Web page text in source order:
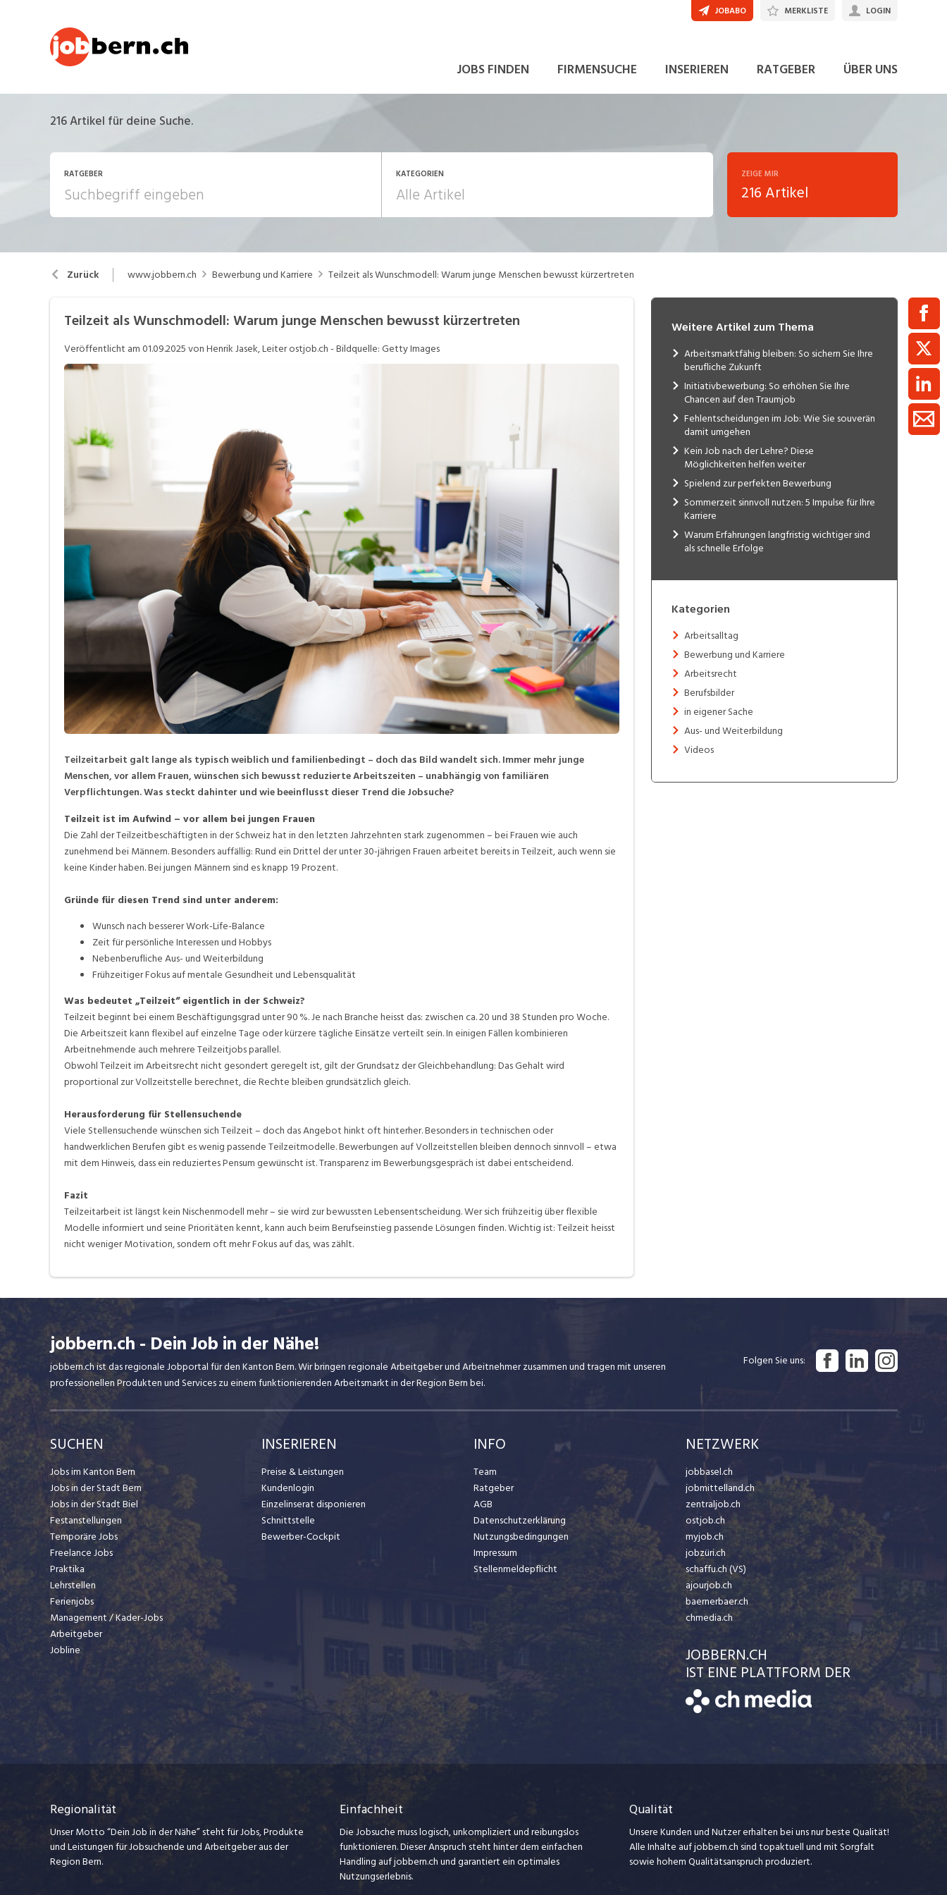
JOBS FINDEN FIRMENSUCHE INSERIEREN RATGEBER ÜBER UNS
JOBABO MERKLISTE LOGIN
216Artikel für deine Suche.
RATGEBER KATEGORIEN
Arbeitsalltag Arbeitsrecht
Aus- und Weiterbildung
Berufsbilder
Videos
ZEIGE MIR
216 Artikel
Zurück www.jobbern.ch Bewerbung und Karriere Teilzeit als Wunschmodell: Warum junge Menschen bewusst kürzertreten
Teilzeit als Wunschmodell: Warum junge Menschen bewusst kürzertreten
Veröffentlicht am01.09.2025von Henrik Jasek, Leiter ostjob.ch - Bildquelle: Getty Images
Teilzeitarbeit galt lange als typisch weiblich und familienbedingt – doch das Bild wandelt sich. Immer mehr junge
Menschen, vor allem Frauen, wünschen sich bewusst reduzierte Arbeitszeiten – unabhängig von familiären
Verpflichtungen. Was steckt dahinter und wie beeinflusst dieser Trend die Jobsuche?
Teilzeit ist im Aufwind – vor allem bei jungen Frauen
Die Zahl der Teilzeitbeschäftigten in der Schweiz hat in den letzten Jahrzehnten stark zugenommen – bei Frauen wie auch
zunehmend bei Männern. Besonders auffällig: Rund ein Drittel der unter 30-jährigen Frauen arbeitet bereits in Teilzeit, auch wenn sie
keine Kinder haben. Bei jungen Männern sind es knapp 19 Prozent.
Gründe für diesen Trend sind unter anderem:
Wunsch nach besserer Work-Life-Balance
Zeit für persönliche Interessen und Hobbys
Nebenberufliche Aus- und Weiterbildung
Frühzeitiger Fokus auf mentale Gesundheit und Lebensqualität
Was bedeutet „Teilzeit“ eigentlich in der Schweiz?
Teilzeit beginnt bei einem Beschäftigungsgrad unter 90 %. Je nach Branche heisst das: zwischen ca. 20 und 38 Stunden pro Woche.
Die Arbeitszeit kann flexibel auf einzelne Tage oder kürzere tägliche Einsätze verteilt sein. In einigen Fällen kombinieren
Arbeitnehmende auch mehrere Teilzeitjobs parallel.
Obwohl Teilzeit im Arbeitsrecht nicht gesondert geregelt ist, gilt der Grundsatz der Gleichbehandlung: Das Gehalt wird
proportional zur Vollzeitstelle berechnet, die Rechte bleiben grundsätzlich gleich.
Herausforderung für Stellensuchende
Viele Stellensuchende wünschen sich Teilzeit – doch das Angebot hinkt oft hinterher. Besonders in technischen oder
handwerklichen Berufen gibt es wenig passende Teilzeitmodelle. Bewerbungen auf Vollzeitstellen bleiben dennoch sinnvoll – etwa
mit dem Hinweis, dass ein reduziertes Pensum gewünscht ist. Transparenz im Bewerbungsgespräch ist dabei entscheidend.
Fazit
Teilzeitarbeit ist längst kein Nischenmodell mehr – sie wird zur bewussten Lebensentscheidung. Wer sich frühzeitig über flexible
Modelle informiert und seine Prioritäten kennt, kann auch beim Berufseinstieg passende Lösungen finden. Wichtig ist: Teilzeit heisst
nicht weniger Motivation, sondern oft mehr Fokus auf das, was zählt.
Weitere Artikel zum Thema
Arbeitsmarktfähig bleiben: So sichern Sie Ihre
berufliche Zukunft
Initiativbewerbung: So erhöhen Sie Ihre
Chancen auf den Traumjob
Fehlentscheidungen im Job: Wie Sie souverän
damit umgehen
Kein Job nach der Lehre? Diese
Möglichkeiten helfen weiter
Spielend zur perfekten Bewerbung
Sommerzeit sinnvoll nutzen: 5 Impulse für Ihre
Karriere
Warum Erfahrungen langfristig wichtiger sind
als schnelle Erfolge
Kategorien
Arbeitsalltag
Bewerbung und Karriere
Arbeitsrecht
Berufsbilder
in eigener Sache
Aus- und Weiterbildung
Videos
jobbern.ch - Dein Job in der Nähe!
jobbern.ch ist das regionale Jobportal für den Kanton Bern. Wir bringen regionale Arbeitgeber und Arbeitnehmer zusammen und tragen mit unseren
professionellen Produkten und Services zu einem funktionierenden Arbeitsmarkt in der Region Bern bei.
Folgen Sie uns
SUCHEN
Jobs im Kanton Bern
Jobs in der Stadt Bern
Jobs in der Stadt Biel
Festanstellungen
Temporäre Jobs
Freelance Jobs
Praktika
Lehrstellen
Ferienjobs
Management / Kader-Jobs
Arbeitgeber
Jobline
INSERIEREN
Preise & Leistungen
Kundenlogin
Einzelinserat disponieren
Schnittstelle
Bewerber-Cockpit
INFO
Team
Ratgeber
AGB
Datenschutzerklärung
Nutzungsbedingungen
Impressum
Stellenmeldepflicht
NETZWERK
jobbasel.ch
jobmittelland.ch
zentraljob.ch
ostjob.ch
myjob.ch
jobzüri.ch
schaffu.ch (VS)
ajourjob.ch
baernerbaer.ch
chmedia.ch
JOBBERN.CH
IST EINE PLATTFORM DER
Regionalität
Unser Motto “Dein Job in der Nähe” steht für Jobs, Produkte
und Leistungen für Jobsuchende und Arbeitgeber aus der
Region Bern.
Einfachheit
Die Jobsuche muss logisch, unkompliziert und reibungslos
funktionieren. Dieser Anspruch steht hinter dem einfachen
Handling auf jobbern.ch und garantiert ein optimales
Nutzungserlebnis.
Qualität
Unsere Kunden und Nutzer erhalten bei uns nur beste Qualität!
Alle Inhalte auf jobbern.ch sind topaktuell und mit Sorgfalt
sowie hohem Qualitätsanspruch produziert.